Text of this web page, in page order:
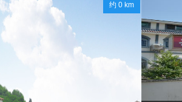
约 0 km